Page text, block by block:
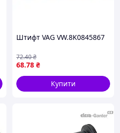
Штифт VAG VW.8K0845867
68.78 ₴
72.40₴
Купити